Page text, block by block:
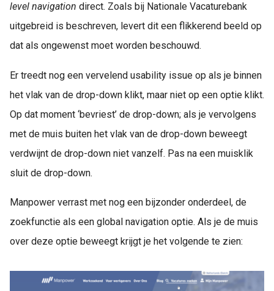
level navigation direct. Zoals bij Nationale Vacaturebank
uitgebreid is beschreven, levert dit een flikkerend beeld op
dat als ongewenst moet worden beschouwd.
Er treedt nog een vervelend usability issue op als je binnen
het vlak van de drop-down klikt, maar niet op een optie klikt.
Op dat moment ‘bevriest’ de drop-down; als je vervolgens
met de muis buiten het vlak van de drop-down beweegt
verdwijnt de drop-down niet vanzelf. Pas na een muisklik
sluit de drop-down.
Manpower verrast met nog een bijzonder onderdeel, de
zoekfunctie als een global navigation optie. Als je de muis
over deze optie beweegt krijgt je het volgende te zien: